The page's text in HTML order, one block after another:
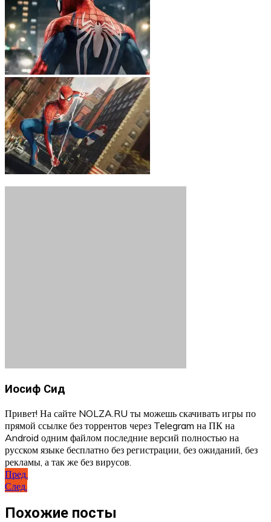
Иосиф Сид
Привет! На сайте NOLZA.RU ты можешь скачивать игры по
прямой ссылке без торрентов через Telegram на ПК на
Android одним файлом последние версий полностью на
русском языке бесплатно без регистрации, без ожиданий, без
рекламы, а так же без вирусов.
Навигация
по
записям
Пред.
След.
Похожие посты